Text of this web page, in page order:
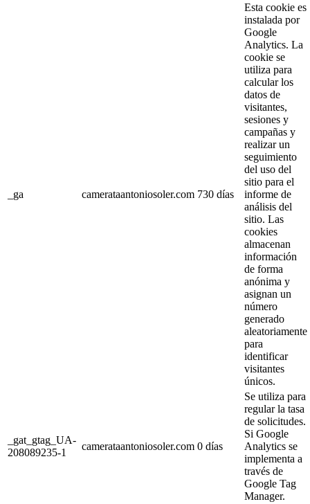
_ga camerataantoniosoler.com 730 días
Esta cookie es
instalada por
Google
Analytics. La
cookie se
utiliza para
calcular los
datos de
visitantes,
sesiones y
campañas y
realizar un
seguimiento
del uso del
sitio para el
informe de
análisis del
sitio. Las
cookies
almacenan
información
de forma
anónima y
asignan un
número
generado
aleatoriamente
para
identificar
visitantes
únicos.
_gat_gtag_UA-
208089235-1
camerataantoniosoler.com 0 días
Se utiliza para
regular la tasa
de solicitudes.
Si Google
Analytics se
implementa a
través de
Google Tag
Manager.